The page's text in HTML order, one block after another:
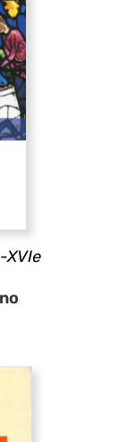
XVIe